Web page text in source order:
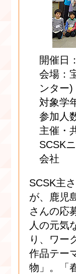
開催日
会場：
ンター)
対象学
参加人
主催・
SCSK
会社
SCSK主
が、鹿児
さんの応
人の元気
り、ワー
作品テー
物」。「